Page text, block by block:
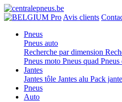
Pro Avis clients
Pneus
Pneus auto
Recherche par dimension
Pneus moto Pneus quad Pneus
Jantes
Jantes tôle Jantes alu Pack
Pneus
Auto